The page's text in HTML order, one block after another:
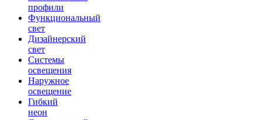
профили
Функциональный
свет
Дизайнерский
свет
Системы
освещения
Наружное
освещение
Гибкий
неон